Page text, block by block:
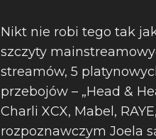
Nikt nie robi tego tak
szczyty
streamów, 5
przebojów – „Head &
Charli XCX, Mabel,
rozpoznawczym Joela